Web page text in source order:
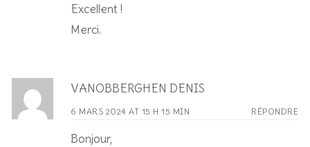
Excellent !
Merci.
VANOBBERGHEN DENIS
6 MARS 2024 AT 15 H 15 MIN RÉPONDRE
Bonjour,